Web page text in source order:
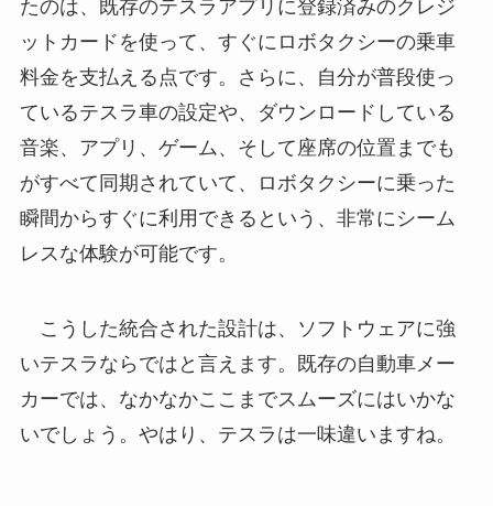
たのは、既存のテスラアプリに登録済みのクレジ
ットカードを使って、すぐにロボタクシーの乗車
料金を支払える点です。さらに、自分が普段使っ
ているテスラ車の設定や、ダウンロードしている
音楽、アプリ、ゲーム、そして座席の位置までも
がすべて同期されていて、ロボタクシーに乗った
瞬間からすぐに利用できるという、非常にシーム
レスな体験が可能です。
こうした統合された設計は、ソフトウェアに強
いテスラならではと言えます。既存の自動車メー
カーでは、なかなかここまでスムーズにはいかな
いでしょう。やはり、テスラは一味違いますね。